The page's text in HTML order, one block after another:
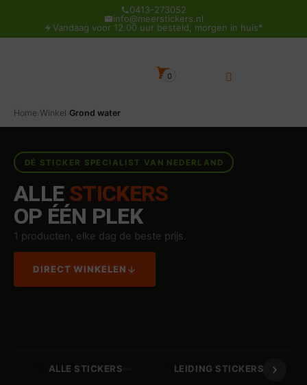
0413-273052
info@meerstickers.nl
Vandaag voor 12.00 uur besteld, morgen in huis*
0
Home Winkel Grond water
DÉ STICKER SPECIALIST VAN NEDERLAND
ALLE STICKERS
OP ÉÉN PLEK
1 producten, elke dag de beste prijs.
DIRECT WINKELEN
ALLE STICKERS LEIDING STICKERS /